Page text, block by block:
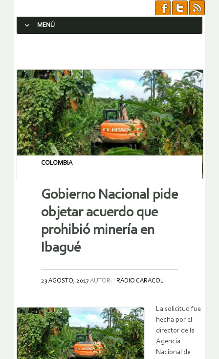
MENÚ
COLOMBIA
Gobierno Nacional pide
objetar acuerdo que
prohibió minería en
Ibagué
23 AGOSTO, 2017AUTOR: RADIO CARACOL
La solicitud fue
hecha por el
director de la
Agencia
Nacional de